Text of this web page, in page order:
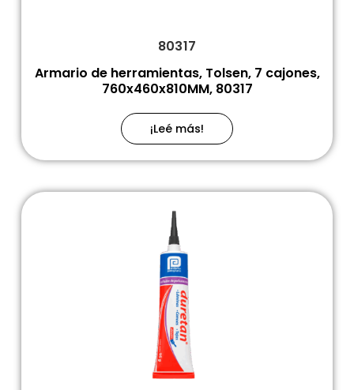
80317
Armario de herramientas, Tolsen, 7 cajones,
760x460x810MM, 80317
¡Leé más!